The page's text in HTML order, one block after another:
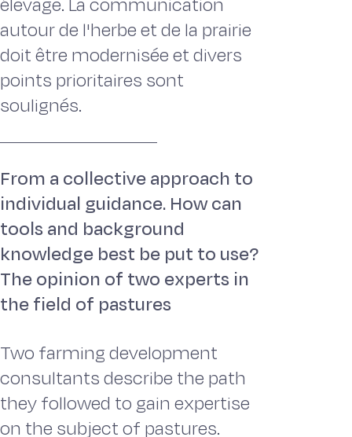
autour de l'herbe et de la prairie
doit être modernisée et divers
points prioritaires sont
soulignés.
From a collective approach to
individual guidance. How can
tools and background
knowledge best be put to use?
The opinion of two experts in
the field of pastures
Two farming development
consultants describe the path
they followed to gain expertise
on the subject of pastures.